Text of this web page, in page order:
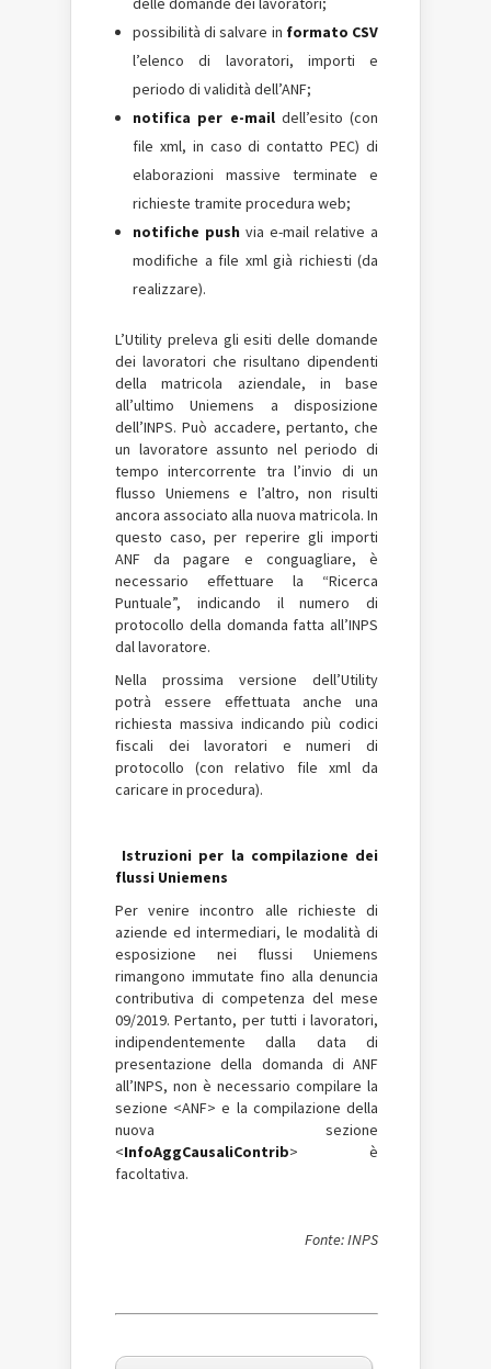
possibilità di salvare in formato CSV
l’elenco di lavoratori, importi e
periodo di validità dell’ANF;
notifica per e-maildell’esito (con
file xml, in caso di contatto PEC) di
elaborazioni massive terminate e
richieste tramite procedura web;
notifiche push via e-mail relative a
modifiche a file xml già richiesti (da
realizzare).
L’Utility preleva gli esiti delle domande
dei lavoratori che risultano dipendenti
della matricola aziendale, in base
all’ultimo Uniemens a disposizione
dell’INPS. Può accadere, pertanto, che
un lavoratore assunto nel periodo di
tempo intercorrente tra l’invio di un
flusso Uniemens e l’altro, non risulti
ancora associato alla nuova matricola. In
questo caso, per reperire gli importi
ANF da pagare e conguagliare, è
necessario effettuare la “Ricerca
Puntuale”, indicando il numero di
protocollo della domanda fatta all’INPS
dal lavoratore.
Nella prossima versione dell’Utility
potrà essere effettuata anche una
richiesta massiva indicando più codici
fiscali dei lavoratori e numeri di
protocollo (con relativo file xml da
caricare in procedura).
Istruzioni per la compilazione dei
flussi Uniemens
Per venire incontro alle richieste di
aziende ed intermediari, le modalità di
esposizione nei flussi Uniemens
rimangono immutate fino alla denuncia
contributiva di competenza del mese
09/2019. Pertanto, per tutti i lavoratori,
indipendentemente dalla data di
presentazione della domanda di ANF
all’INPS, non è necessario compilare la
sezione <ANF> e la compilazione della
nuova sezione
<InfoAggCausaliContrib> è
facoltativa.
Fonte: INPS